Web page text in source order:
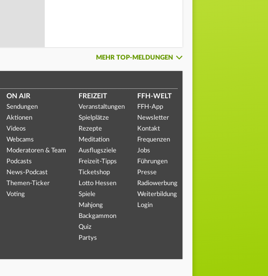
MEHR TOP-MELDUNGEN
ON AIR
Sendungen
Aktionen
Videos
Webcams
Moderatoren & Team
Podcasts
News-Podcast
Themen-Ticker
Voting
FREIZEIT
Veranstaltungen
Spielplätze
Rezepte
Meditation
Ausflugsziele
Freizeit-Tipps
Ticketshop
Lotto Hessen
Spiele
Mahjong
Backgammon
Quiz
Partys
FFH-WELT
FFH-App
Newsletter
Kontakt
Frequenzen
Jobs
Führungen
Presse
Radiowerbung
Weiterbildung
Login